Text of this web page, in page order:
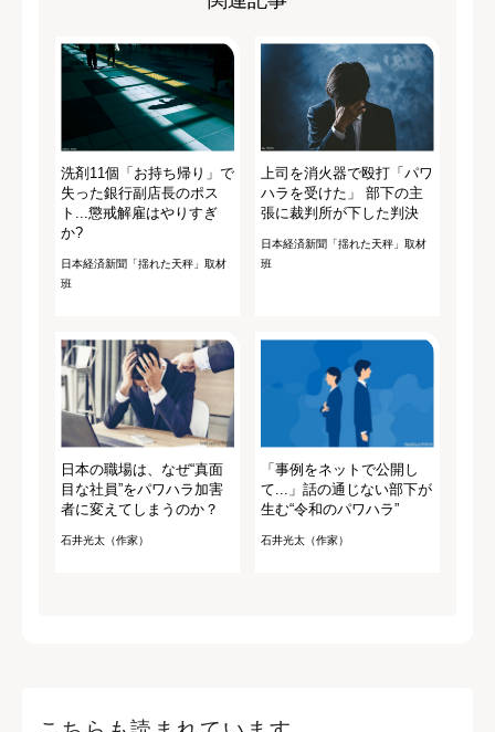
洗剤11個「お持ち帰り」で
失った銀行副店長のポス
ト...懲戒解雇はやりすぎ
か?
日本経済新聞「揺れた天秤」取材
班
上司を消火器で殴打「パワ
ハラを受けた」 部下の主
張に裁判所が下した判決
日本経済新聞「揺れた天秤」取材
班
日本の職場は、なぜ“真面
目な社員”をパワハラ加害
者に変えてしまうのか？
石井光太（作家）
「事例をネットで公開し
て...」話の通じない部下が
生む“令和のパワハラ”
石井光太（作家）